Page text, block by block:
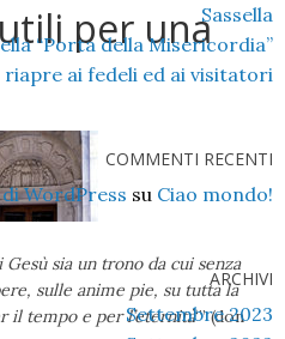
Sassella
“Porta della Misericordia”
riapre ai fedeli ed ai visitatori
COMMENTI RECENTI
WordPress su Ciao mondo!
ARCHIVI
Settembre 2023
per una
sia un trono da cui senza
sulle anime pie, su tutta la
il tempo e per l’eternità‘” (don